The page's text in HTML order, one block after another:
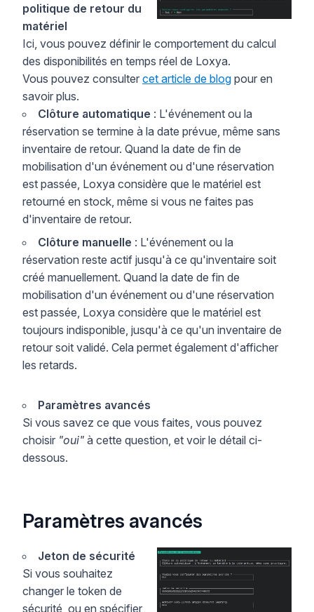
politique de retour du
matériel
Ici, vous pouvez définir le comportement du calcul
des disponibilités en temps réel de Loxya.
Vous pouvez consulter cet article de blog pour en
savoir plus.
Clôture automatique : L'événement ou la
réservation se termine à la date prévue, même sans
inventaire de retour. Quand la date de fin de
mobilisation d'un événement ou d'une réservation
est passée, Loxya considère que le matériel est
retourné en stock, même si vous ne faites pas
d'inventaire de retour.
Clôture manuelle : L'événement ou la
réservation reste actif jusqu'à ce qu'inventaire soit
créé manuellement. Quand la date de fin de
mobilisation d'un événement ou d'une réservation
est passée, Loxya considère que le matériel est
toujours indisponible, jusqu'à ce qu'un inventaire de
retour soit validé. Cela permet également d'afficher
les retards.
Paramètres avancés
Si vous savez ce que vous faites, vous pouvez
choisir "oui" à cette question, et voir le détail ci-
dessous.
Paramètres avancés
Jeton de sécurité
Si vous souhaitez
changer le token de
sécurité, ou en spécifier